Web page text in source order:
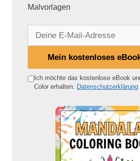
Malvorlagen
e
Mein kostenloses
Ich möchte das kostenlose eBook
Color erhalten. Datenschutzerklärung